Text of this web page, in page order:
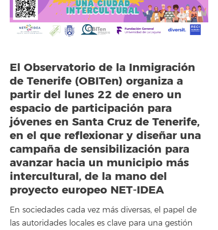
El Observatorio de la Inmigración
de Tenerife (OBITen) organiza a
partir del lunes 22 de enero un
espacio de participación para
jóvenes en Santa Cruz de Tenerife,
en el que reflexionar y diseñar una
campaña de sensibilización para
avanzar hacia un municipio más
intercultural, de la mano del
proyecto europeo NET-IDEA
En sociedades cada vez más diversas, el papel de
las autoridades locales es clave para una gestión